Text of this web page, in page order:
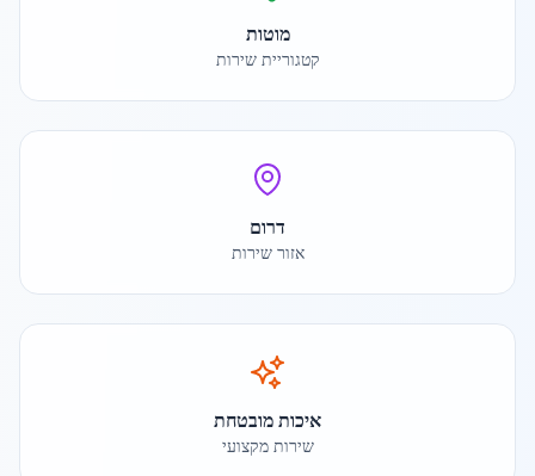
מוטות
קטגוריית שירות
דרום
אזור שירות
איכות מובטחת
שירות מקצועי